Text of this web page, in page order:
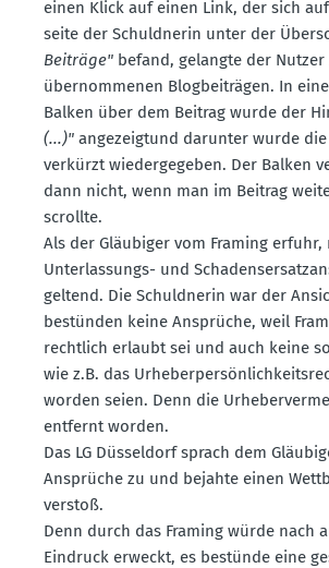
einen Klick auf einen Link, der sich
seite der Schuld­nerin unter der
Beiträge" befand, gelangte der Nutzer
übernom­menen Blogbei­trägen. In
Balken über dem Beitrag wurde der
(...)" angezeigtund darunter wurde die
verkürzt wieder­ge­geben. Der Balken
dann nicht, wenn man im Beitrag
scrollte.
Als der Gläubiger vom Framing erfuhr,
Unter­las­sungs- und
geltend. Die Schuld­nerin war der
bestünden keine Ansprüche, weil
rechtlich erlaubt sei und auch keine
wie z.B. das
worden seien. Denn die
entfernt worden.
Das LG Düsseldorf sprach dem
Ansprüche zu und bejahte einen
verstoß.
Denn durch das Framing würde nach
Eindruck erweckt, es bestünde eine